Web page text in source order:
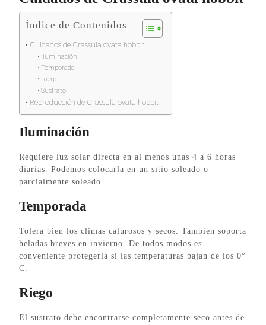
Índice de Contenidos
Cuidados de Crassula ovata hobbit
Iluminación
Temporada
Riego
Sustrato
Reproducción de Crassula ovata hobbit
Iluminación
Requiere luz solar directa en al menos unas 4 a 6 horas
diarias. Podemos colocarla en un sitio soleado o
parcialmente soleado.
Temporada
Tolera bien los climas calurosos y secos. Tambien soporta
heladas breves en invierno. De todos modos es
conveniente protegerla si las temperaturas bajan de los 0°
C.
Riego
El sustrato debe encontrarse completamente seco antes de